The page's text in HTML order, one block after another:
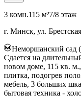
3 комн.115 м²7/8 этаж
г. Минск, ул.
Неморшанский сад
Сдается на
новом доме, 115 кв.
плитка, подогрев
мебель, 3 больших
бытовая техника -